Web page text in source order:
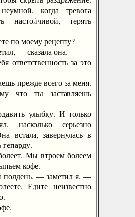
когда тревога
настойчивой, терять
моему рецепту?
— сказала она.
за это
прежде всего за меня.
что ты заставляешь
улыбку. И только
насколько серьезно
встала, завернулась в
гепарду.
Мы втроем болеем
кофе.
— заметил я. —
Едите неизвестно